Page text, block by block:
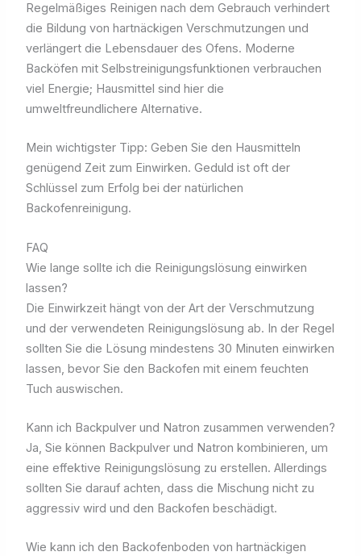
Regelmäßiges Reinigen nach dem Gebrauch verhindert
die Bildung von hartnäckigen Verschmutzungen und
verlängert die Lebensdauer des Ofens. Moderne
Backöfen mit Selbstreinigungsfunktionen verbrauchen
viel Energie; Hausmittel sind hier die
umweltfreundlichere Alternative.
Mein wichtigster Tipp: Geben Sie den Hausmitteln
genügend Zeit zum Einwirken. Geduld ist oft der
Schlüssel zum Erfolg bei der natürlichen
Backofenreinigung.
FAQ
Wie lange sollte ich die Reinigungslösung einwirken
lassen?
Die Einwirkzeit hängt von der Art der Verschmutzung
und der verwendeten Reinigungslösung ab. In der Regel
sollten Sie die Lösung mindestens 30 Minuten einwirken
lassen, bevor Sie den Backofen mit einem feuchten
Tuch auswischen.
Kann ich Backpulver und Natron zusammen verwenden?
Ja, Sie können Backpulver und Natron kombinieren, um
eine effektive Reinigungslösung zu erstellen. Allerdings
sollten Sie darauf achten, dass die Mischung nicht zu
aggressiv wird und den Backofen beschädigt.
Wie kann ich den Backofenboden von hartnäckigen